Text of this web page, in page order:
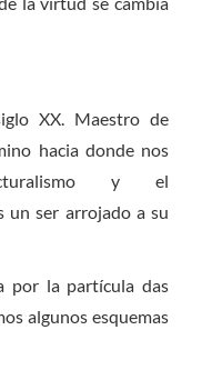
XX. Maestro de
hacia donde nos
y el
un ser arrojado a su
por la partícula das
algunos esquemas